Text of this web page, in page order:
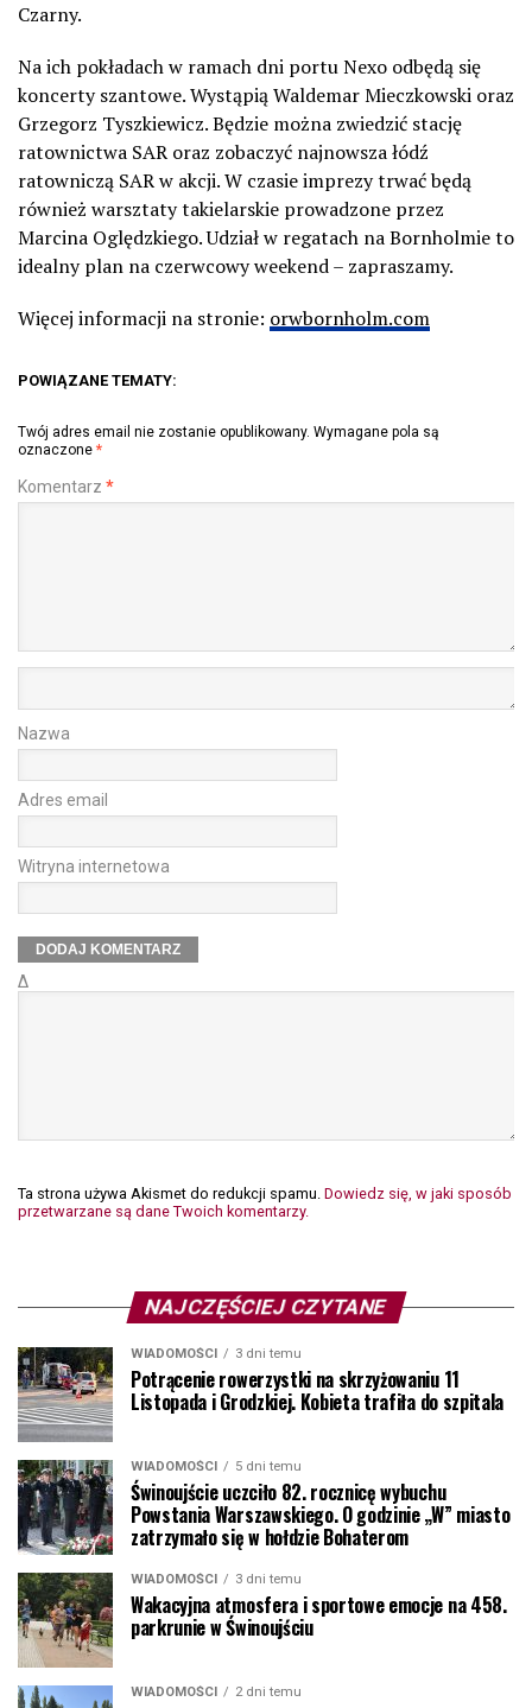
Czarny.
Na ich pokładach w ramach dni portu Nexo odbędą się
koncerty szantowe. Wystąpią Waldemar Mieczkowski oraz
Grzegorz Tyszkiewicz. Będzie można zwiedzić stację
ratownictwa SAR oraz zobaczyć najnowsza łódź
ratowniczą SAR w akcji. W czasie imprezy trwać będą
również warsztaty takielarskie prowadzone przez
Marcina Oględzkiego. Udział w regatach na Bornholmie to
idealny plan na czerwcowy weekend – zapraszamy.
Więcej informacji na stronie: orwbornholm.com
POWIĄZANE TEMATY:
Twój adres email nie zostanie opublikowany. Wymagane pola są
oznaczone *
Komentarz *
Nazwa
Adres email
Witryna internetowa
Δ
Ta strona używa Akismet do redukcji spamu. Dowiedz się, w jaki sposób
przetwarzane są dane Twoich komentarzy.
NAJCZĘŚCIEJ CZYTANE
WIADOMOŚCI 3 dni temu
Potrącenie rowerzystki na skrzyżowaniu 11
Listopada i Grodzkiej. Kobieta trafiła do szpitala
WIADOMOŚCI 5 dni temu
Świnoujście uczciło 82. rocznicę wybuchu
Powstania Warszawskiego. O godzinie „W” miasto
zatrzymało się w hołdzie Bohaterom
WIADOMOŚCI 3 dni temu
Wakacyjna atmosfera i sportowe emocje na 458.
parkrunie w Świnoujściu
WIADOMOŚCI 2 dni temu